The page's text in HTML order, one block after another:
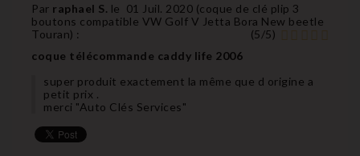
Par raphael S. le 01 Juil. 2020 (coque de clé plip 3
boutons compatible VW Golf V Jetta Bora New beetle
Touran) : (5/5)
coque télécommande caddy life 2006
super produit exactement la même que d origine a
petit prix .
merci "Auto Clés Services"